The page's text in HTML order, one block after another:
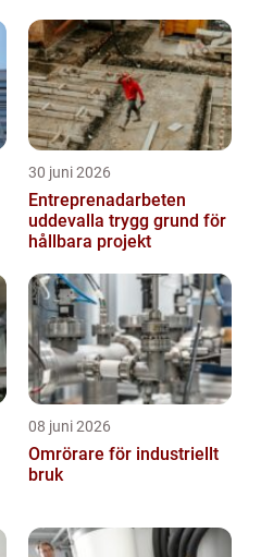
30 juni 2026
Entreprenadarbeten
uddevalla trygg grund för
hållbara projekt
08 juni 2026
Omrörare för industriellt
bruk